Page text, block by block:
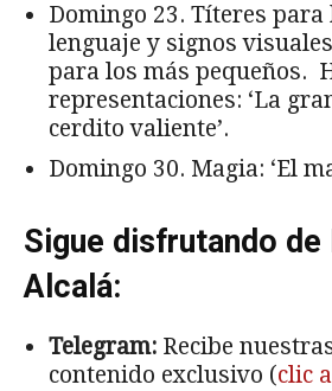
Domingo 23. Títeres para
lenguaje y signos
para los más pequeños.
representaciones: ‘La
cerdito valiente’.
Domingo 30. Magia: ‘El
Sigue disfrutando de
Alcalá:
Telegram: Recibe
contenido exclusivo (clic